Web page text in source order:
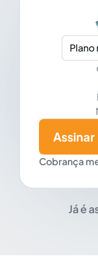
Plano
Cobrança
Assinar
Já é